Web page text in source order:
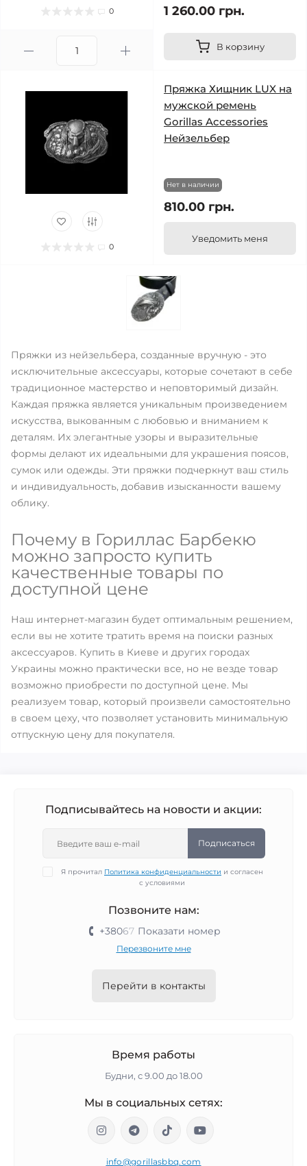
0 1 260.00 грн.
В корзину
0
Пряжка Хищник LUX на
мужской ремень
Gorillas Accessories
Нейзельбер
Нет в наличии
810.00 грн.
Уведомить меня
Пряжки из нейзельбера, созданные вручную - это
исключительные аксессуары, которые сочетают в себе
традиционное мастерство и неповторимый дизайн.
Каждая пряжка является уникальным произведением
искусства, выкованным с любовью и вниманием к
деталям. Их элегантные узоры и выразительные
формы делают их идеальными для украшения поясов,
сумок или одежды. Эти пряжки подчеркнут ваш стиль
и индивидуальность, добавив изысканности вашему
облику.
Почему в Гориллас Барбекю
можно запросто купить
качественные товары по
доступной цене
Наш интернет-магазин будет оптимальным решением,
если вы не хотите тратить время на поиски разных
аксессуаров. Купить в Киеве и других городах
Украины можно практически все, но не везде товар
возможно приобрести по доступной цене. Мы
реализуем товар, который произвели самостоятельно
в своем цеху, что позволяет установить минимальную
отпускную цену для покупателя.
Подписывайтесь на новости и акции:
Подписаться
Я прочитал Политика конфиденциальности и согласен
с условиями
Позвоните нам:
+38067 Показати номер
Перезвоните мне
Перейти в контакты
Время работы
Будни, с 9.00 до 18.00
Мы в социальных сетях:
info@gorillasbbq.com